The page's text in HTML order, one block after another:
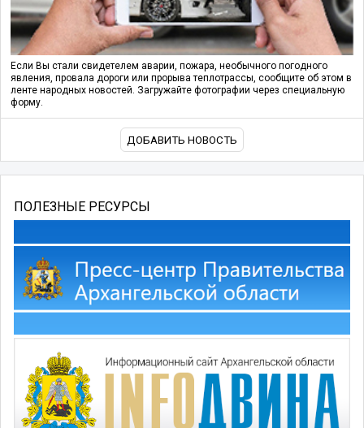
Если Вы стали свидетелем аварии, пожара, необычного погодного
явления, провала дороги или прорыва теплотрассы, сообщите об этом в
ленте народных новостей. Загружайте фотографии через специальную
форму.
ДОБАВИТЬ НОВОСТЬ
ПОЛЕЗНЫЕ РЕСУРСЫ